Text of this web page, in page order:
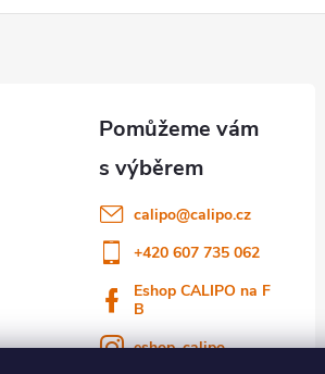
calipo@calipo.cz
+420 607 735 062
Eshop CALIPO na F
B
eshop_calipo